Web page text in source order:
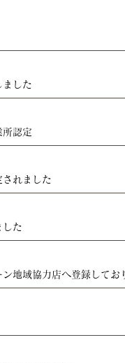
ました
所認定
れました
した
地域協力店へ登録してお